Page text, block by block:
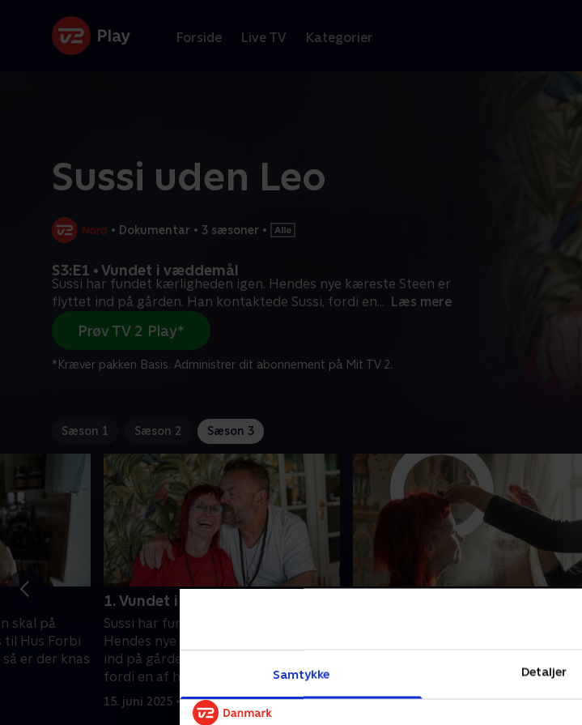
Samtykke Detaljer
Forside Live TV Kategorier
Sussi uden Leo
• Dokumentar • 3 sæsoner •
S3:E1 • Vundet i væddemål
Sussi har fundet kærligheden igen. Hendes nye kæreste Steen er
flyttet ind på gården. Han kontaktede Sussi, fordi en... Læs mere
Prøv TV 2 Play*
*Kræver pakken Basis. Administrer dit abonnement på Mit TV 2.
Sæson 1 Sæson 2 Sæson 3
skal på
til Hus Forbi
er der knas
1. Vundet i væddemål
Sussi har fundet kærligheden igen.
Hendes nye kæreste Steen er flyttet
ind på gården. Han kontaktede Sussi,
fordi en af hans venner lokkede med
en kasse øl.
15. juni 2025 • 23 min 22. juni 2025 • 20 min